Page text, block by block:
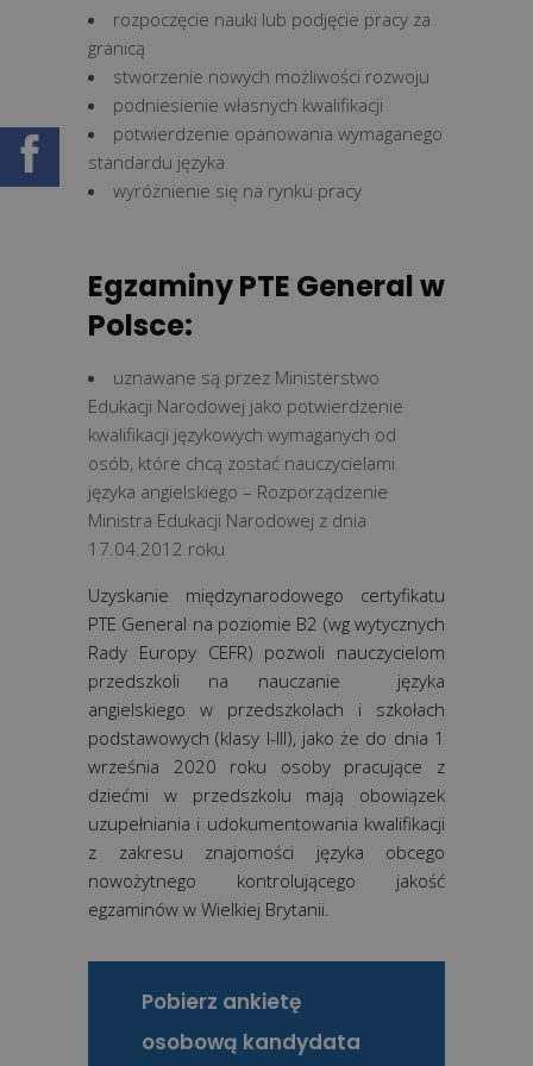
rozpoczęcie nauki lub podjęcie pracy za
granicą
stworzenie nowych możliwości rozwoju
podniesienie własnych kwalifikacji
potwierdzenie opanowania wymaganego
standardu języka
wyróżnienie się na rynku pracy
Egzaminy PTE General w
Polsce:
uznawane są przez Ministerstwo
Edukacji Narodowej jako potwierdzenie
kwalifikacji językowych wymaganych od
osób, które chcą zostać nauczycielami
języka angielskiego – Rozporządzenie
Ministra Edukacji Narodowej z dnia
17.04.2012 roku
Uzyskanie międzynarodowego certyfikatu
PTE General na poziomie B2 (wg wytycznych
Rady Europy CEFR) pozwoli nauczycielom
przedszkoli na nauczanie języka
angielskiego w przedszkolach i szkołach
podstawowych (klasy I-III), jako że do dnia 1
września 2020 roku osoby pracujące z
dziećmi w przedszkolu mają obowiązek
uzupełniania i udokumentowania kwalifikacji
z zakresu znajomości języka obcego
nowożytnego kontrolującego jakość
egzaminów w Wielkiej Brytanii.
Pobierz ankietę
osobową kandydata